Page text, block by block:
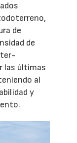
de
de
las últimas
al
y